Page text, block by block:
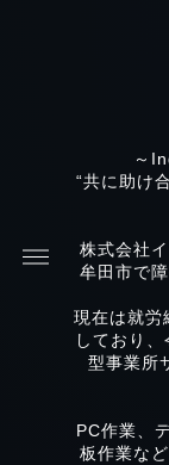
～
“共に助け
株式会社
牟田市で
現在は就労
しており
型事業所
PC作業、
板作業な